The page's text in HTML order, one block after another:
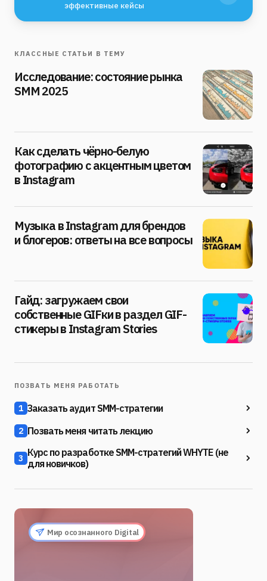
эффективные кейсы
КЛАССНЫЕ СТАТЬИ В ТЕМУ
Исследование: состояние рынка
SMM 2025
Как сделать чёрно-белую
фотографию с акцентным цветом
в Instagram
Музыка в Instagram для брендов
и блогеров: ответы на все вопросы
Гайд: загружаем свои
собственные GIFки в раздел GIF-
стикеры в Instagram Stories
ПОЗВАТЬ МЕНЯ РАБОТАТЬ
1 Заказать аудит SMM-стратегии
2 Позвать меня читать лекцию
3 Курс по разработке SMM-стратегий WHYTE (не
для новичков)
Мир осознанного Digital